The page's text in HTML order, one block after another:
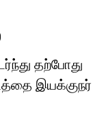
தற்போது
இயக்குநர்